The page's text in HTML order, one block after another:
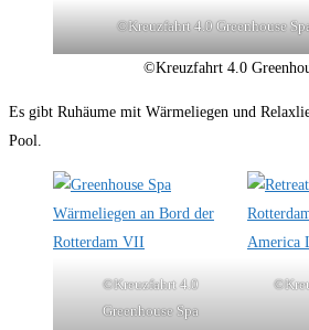
©Kreuzfahrt 4.0 Greenhouse
©Kreuzfahrt 4.0
Es gibt Ruhäume mit Wärmeliegen und
Pool.
©Kreuzfahrt 4.0
Greenhouse Spa